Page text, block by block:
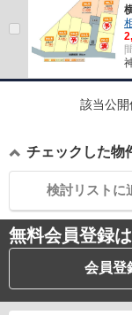
該当公開
チェックした物
検討リストに
無料会員登録
会員登